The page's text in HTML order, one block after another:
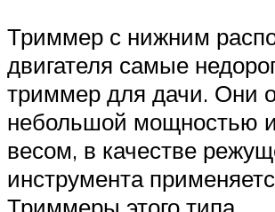
Триммер с нижним
двигателя самые
триммер для дачи. Они
небольшой мощностью
весом, в качестве
инструмента
Триммеры этого типа